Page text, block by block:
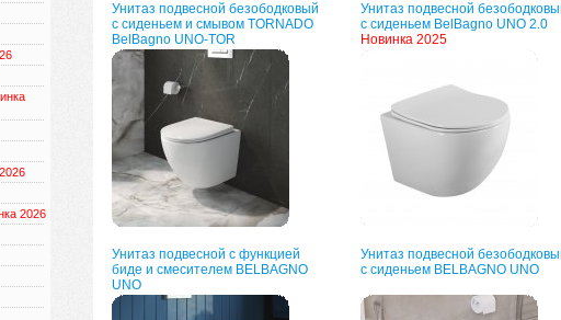
2026
Унитаз подвесной безободковый
с сиденьем и смывом TORNADO
BelBagno UNO-TOR
Унитаз подвесной
с сиденьем BelBagno UNO 2.0
Новинка 2025
Унитаз подвесной с функцией
биде и смесителем BELBAGNO
UNO
Унитаз подвесной
с сиденьем BELBAGNO UNO